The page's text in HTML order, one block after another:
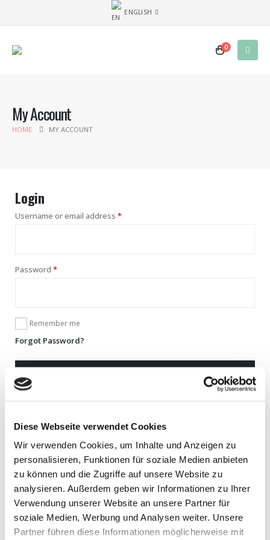
Diese Webseite verwendet Cookies
Wir verwenden Cookies, um Inhalte und Anzeigen zu
personalisieren, Funktionen für soziale Medien anbieten
zu können und die Zugriffe auf unsere Website zu
analysieren. Außerdem geben wir Informationen zu Ihrer
Verwendung unserer Website an unsere Partner für
soziale Medien, Werbung und Analysen weiter. Unsere
Partner führen diese Informationen möglicherweise mit
ENGLISH
0
My Account
HOME MY ACCOUNT
Login
Username or email address *
Password *
Remember me
Forgot Password?
Email address*
A link to set a new password will be sent to your email address.
Ja, ich möchte ein Kundenkonto eröffnen und akzeptiere die
Datenschutzerklärung. *Required